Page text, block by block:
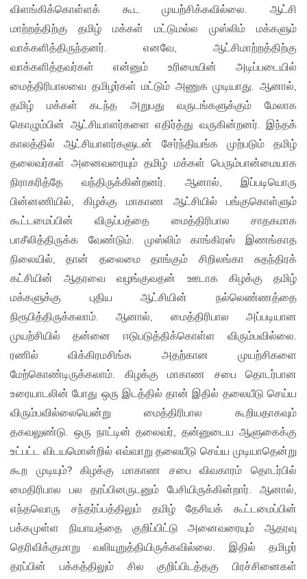
விளங்கிக்கொள்ளக் கூட முயற்சிக்கவில்லை. ஆட்சி
மாற்றத்திற்கு தமிழ் மக்கள் மட்டுமல்ல முஸ்லிம் மக்களும்
வாக்களித்திருந்தனர். எனவே, ஆட்சிமாற்றத்திற்கு
வாக்களித்தவர்கள் என்னும் உரிமையின் அடிப்படையில்
மைத்திரிபாலவை தமிழர்கள் மட்டும் அணுக முடியாது. ஆனால்,
தமிழ் மக்கள் கடந்த அறுபது வருடங்களுக்கும் மேலாக
கொழும்பின் ஆட்சியாளர்களை எதிர்த்து வருகின்றனர். இந்தக்
காலத்தில் ஆட்சியாளர்களுடன் சேர்ந்தியங்க முற்படும் தமிழ்
தலைவர்கள் அனைவரையும் தமிழ் மக்கள் பெரும்பான்மையாக
நிராகரித்தே வந்திருக்கின்றனர். ஆனால், இப்படியொரு
பின்னணியில், கிழக்கு மாகாண ஆட்சியில் பங்குகொள்ளும்
கூட்டமைப்பின் விருப்பத்தை மைத்திரிபால சாதகமாக
பாசீலித்திருக்க வேண்டும். முஸ்லிம் காங்கிரஸ் இணங்காத
நிலையில், தான் தலைமை தாங்கும் சிறிலங்கா சுதந்திரக்
கட்சியின் ஆதரவை வழங்குவதன் ஊடாக கிழக்கு தமிழ்
மக்களுக்கு புதிய ஆட்சியின் நல்லெண்ணத்தை
நிரூபித்திருக்கலாம். ஆனால், மைத்திரிபால அப்படியான
முயற்சியில் தன்னை ஈடுபடுத்திக்கொள்ள விரும்பவில்லை.
ரணில் விக்கிரமசிங்க அதற்கான முயற்சிகளை
மேற்கொண்டிருக்கலாம். கிழக்கு மாகாண சபை தொடர்பான
உரையாடலின் போது ஒரு இடத்தில் தான் இதில் தலையீடு செய்ய
விரும்பவில்லையென்று மைத்திரிபால கூறியதாகவும்
தகவலுண்டு. ஒரு நாட்டின் தலைவர், தன்னுடைய ஆளுகைக்கு
உட்பட்ட விடயமொன்றில் எவ்வாறு தலையீடு செய்ய முடியாதென்று
கூற முடியும்? கிழக்கு மாகாண சபை விவகாரம் தொடர்பில்
மைதிரிபால பல தரப்பினருடனும் பேசியிருக்கின்றார். ஆனால்,
எந்தவொரு சந்தர்ப்பத்திலும் தமிழ் தேசியக் கூட்டமைப்பின்
பக்கமுள்ள நியாயத்தை குறிப்பிட்டு அனைவரையும் ஆதரவு
தெரிவிக்குமாறு வலியுறுத்தியிருக்கவில்லை. இதில் தமிழர்
தரப்பின் பக்கத்திலும் சில குறிப்பிடத்தகு பிரச்சினைகள்